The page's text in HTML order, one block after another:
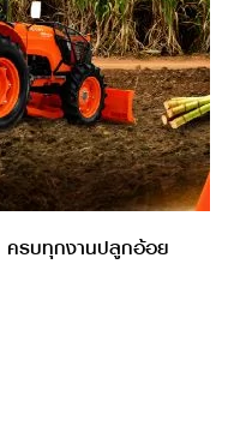
ดนิยมใช้ในการเก็บเกี่ยว
ให้ผลผลิตเสียหาย
ดและถาง เหมาะสำหรับใช้ใน
ความพร้อมสำหรับการเพาะ
ครบทุกงานปลูกอ้อย